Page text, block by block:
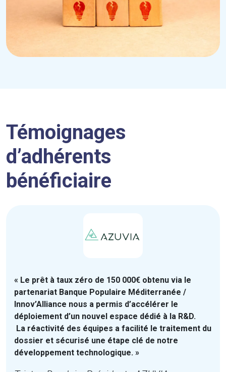
Témoignages
d’adhérents
bénéficiaire
« Le prêt à taux zéro de 150 000€ obtenu via le
partenariat Banque Populaire Méditerranée /
Innov’Alliance nous a permis d’accélérer le
déploiement d’un nouvel espace dédié à la R&D.
La réactivité des équipes a facilité le traitement du
dossier et sécurisé une étape clé de notre
développement technologique. »